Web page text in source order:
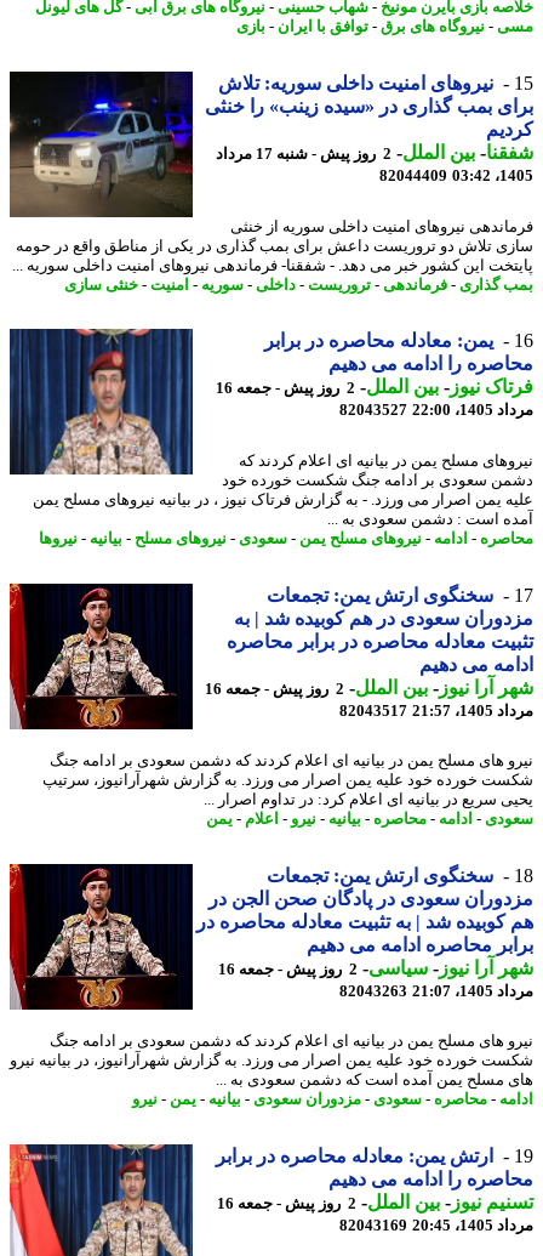
بازی بایرن مونیخ-شهاب حسینی-نیروگاه های برق آبی- گل های لیونل
-نیروگاه های برق - توافق با ایران - بازی
نیروهای امنیت داخلی سوریه: تلاش
بمب گذاری در «سیده زینب» را خنثی
-بین الملل-
2 روز پیش - شنبه 17 مرداد
82044409
نیروهای امنیت داخلی سوریه از خنثی
تلاش دو تروریست داعش برای بمب گذاری در یکی از مناطق واقع در حومه
این کشور خبر می دهد. - شفقنا- فرماندهی نیروهای امنیت داخلی سوریه ...
گذاری- فرماندهی-تروریست-داخلی -سوریه- امنیت-خنثی سازی
یمن: معادله محاصره در برابر
را ادامه می دهیم
نیوز-بین الملل-
2 روز پیش - جمعه 16
22:00
82043527
مسلح یمن در بیانیه ای اعلام کردند که
سعودی بر ادامه جنگ شکست خورده خود
یمن اصرار می ورزد. - به گزارش فرتاک نیوز ، در بیانیه نیروهای مسلح یمن
است : دشمن سعودی به ...
-ادامه - نیروهای مسلح یمن -سعودی-نیروهای مسلح-بیانیه-نیروها
سخنگوی ارتش یمن: تجمعات
سعودی در هم کوبیده شد | به
معادله محاصره در برابر محاصره
می دهیم
آرا نیوز-بین الملل-
2 روز پیش - جمعه 16
21:57
82043517
های مسلح یمن در بیانیه ای اعلام کردند که دشمن سعودی بر ادامه جنگ
خورده خود علیه یمن اصرار می ورزد. به گزارش شهرآرانیوز، سرتیپ
سریع در بیانیه ای اعلام کرد: در تداوم اصرار ...
-ادامه - محاصره-بیانیه-نیرو -اعلام -یمن
سخنگوی ارتش یمن: تجمعات
سعودی در پادگان صحن الجن در
کوبیده شد | به تثبیت معادله محاصره در
محاصره ادامه می دهیم
آرا نیوز-سیاسی-
2 روز پیش - جمعه 16
21:07
82043263
های مسلح یمن در بیانیه ای اعلام کردند که دشمن سعودی بر ادامه جنگ
خورده خود علیه یمن اصرار می ورزد. به گزارش شهرآرانیوز، در بیانیه نیرو
مسلح یمن آمده است که دشمن سعودی به ...
- محاصره-سعودی-مزدوران سعودی-بیانیه-یمن -نیرو
ارتش یمن: معادله محاصره در برابر
را ادامه می دهیم
نیوز-بین الملل-
2 روز پیش - جمعه 16
20:45
82043169